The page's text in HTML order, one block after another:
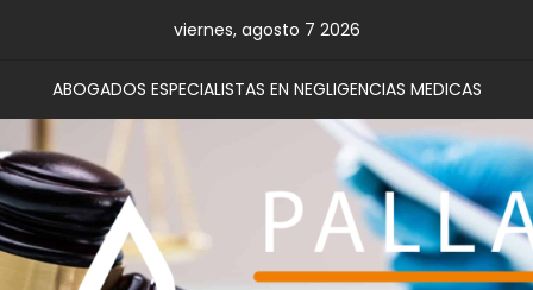
viernes, agosto 7 2026
ABOGADOS ESPECIALISTAS EN NEGLIGENCIAS MEDICAS